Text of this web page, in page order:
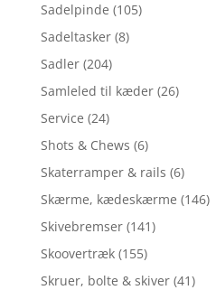
Sadelpinde (105)
Sadeltasker (8)
Sadler (204)
Samleled til kæder (26)
Service (24)
Shots & Chews (6)
Skaterramper & rails (6)
Skærme, kædeskærme (146)
Skivebremser (141)
Skoovertræk (155)
Skruer, bolte & skiver (41)